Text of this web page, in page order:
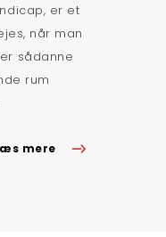
er et
når man
sådanne
rum
mere